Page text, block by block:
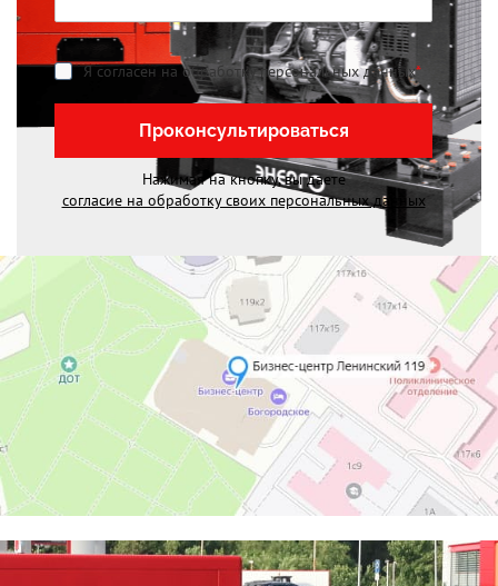
Я согласен на обработку персональных данных*
Проконсультироваться
Нажимая на кнопку, вы даете
согласие на обработку своих персональных данных